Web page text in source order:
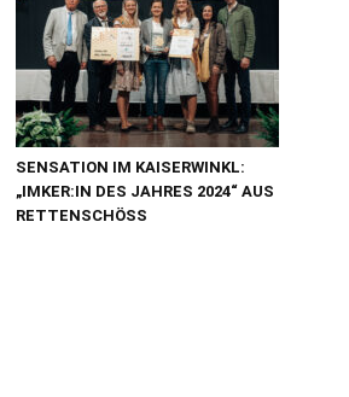
SENSATION IM KAISERWINKL:
„IMKER:IN DES JAHRES 2024“ AUS
RETTENSCHÖSS